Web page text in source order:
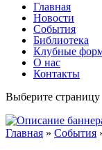
Главная
Новости
События
Библиотека
Клубные
О нас
Контакты
Выберите страницу
Главная » События